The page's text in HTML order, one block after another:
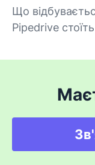
Що
Pipedrive